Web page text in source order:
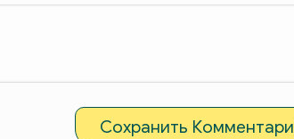
Сохранить